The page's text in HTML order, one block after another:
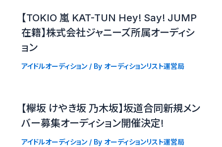
【TOKIO 嵐 KAT-TUN Hey! Say! JUMP
在籍】株式会社ジャニーズ所属オーディシ
ョン
アイドルオーディション/ By オーディションリスト運営局
【欅坂 けやき坂 乃木坂】坂道合同新規メン
バー募集オーディション開催決定!
アイドルオーディション/ By オーディションリスト運営局